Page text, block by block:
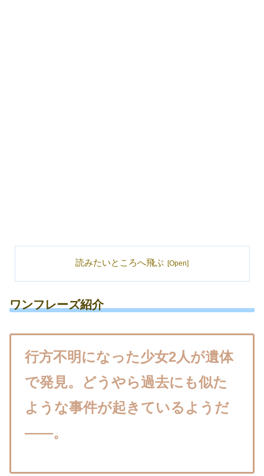
読みたいところへ飛ぶ
ワンフレーズ紹介
行方不明になった少女2人が遺体
で発見。どうやら過去にも似た
ような事件が起きているようだ
――。